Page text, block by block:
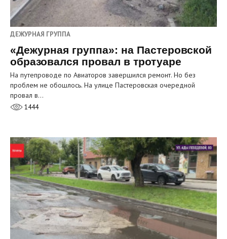
ДЕЖУРНАЯ ГРУППА
«Дежурная группа»: на Пастеровской
образовался провал в тротуаре
На путепроводе по Авиаторов завершился ремонт. Но без
проблем не обошлось. На улице Пастеровская очередной
провал в…
1444